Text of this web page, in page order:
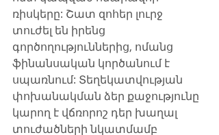
ռիսկերը: Շատ զոհեր լուրջ
տուժել են իրենց
գործողություններից, ոմանց
ֆինանսական կործանում է
սպառնում: Տեղեկատվության
փոխանակման ձեր քաջությունը
կարող է վճռորոշ դեր խաղալ
տուժածների նկատմամբ